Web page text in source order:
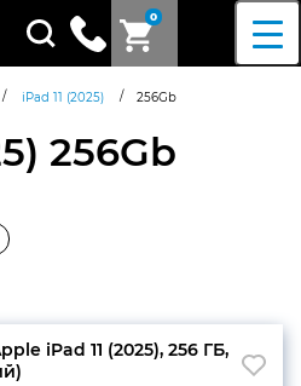
0
/ iPad 11 (2025) / 256Gb
256Gb
iPad 11 (2025), 256 ГБ,